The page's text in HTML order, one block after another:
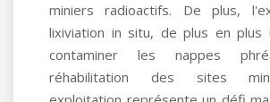
miniers radioactifs. De plus,
lixiviation in situ, de plus en plus
contaminer les nappes
réhabilitation des sites